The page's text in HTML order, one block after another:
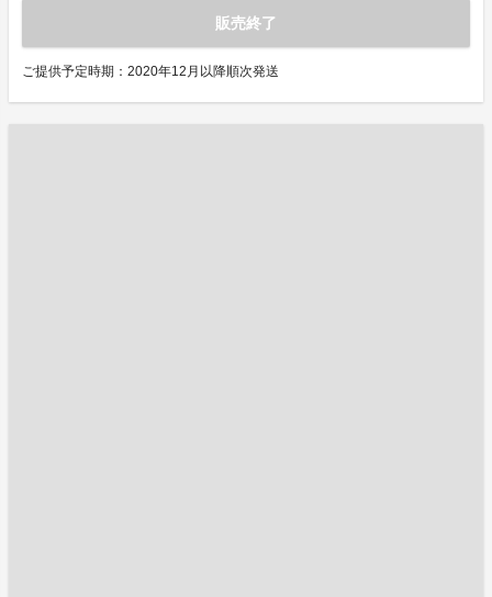
販売終了
ご提供予定時期：2020年12月以降順次発送